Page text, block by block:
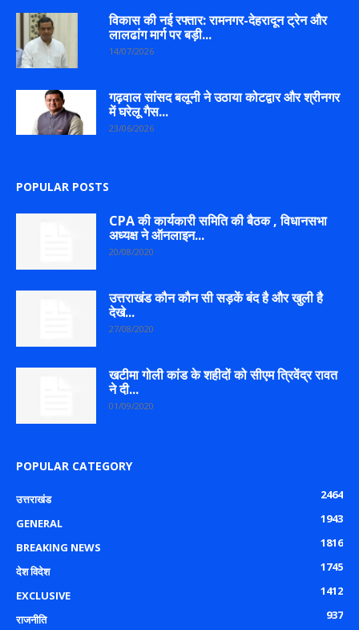
विकास की नई रफ्तार: रामनगर-देहरादून ट्रेन और
लालढांग मार्ग पर बड़ी...
14/07/2026
गढ़वाल सांसद बलूनी ने उठाया कोटद्वार और श्रीनगर
में घरेलू गैस...
23/06/2026
POPULAR POSTS
CPA की कार्यकारी समिति की बैठक , विधानसभा
अध्यक्ष ने ऑनलाइन...
20/08/2020
उत्तराखंड कौन कौन सी सड़कें बंद है और खुली है
देखे...
27/08/2020
खटीमा गोली कांड के शहीदों को सीएम त्रिवेंद्र रावत
ने दी...
01/09/2020
POPULAR CATEGORY
उत्तराखंड
2464
GENERAL
1943
BREAKING NEWS
1816
देश विदेश
1745
EXCLUSIVE
1412
राजनीति
937